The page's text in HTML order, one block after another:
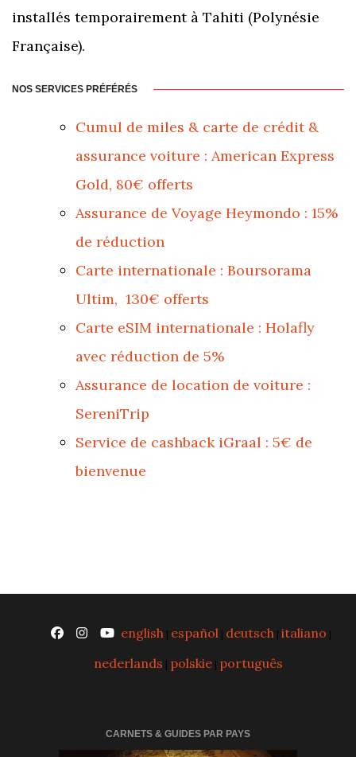
installés temporairement à Tahiti (Polynésie
Française).
NOS SERVICES PRÉFÉRÉS
Cumul de miles & carte de crédit &
assurance voiture : American Express
Gold, 80€ offerts
Assurance de Voyage Heymondo : 15%
de réduction
Carte internationale : Boursorama
Ultim, 130€ offerts
Carte eSIM internationale : Holafly
avec réduction de 5%
Assurance de location de voiture :
SereniTrip
Service de cashback iGraal : 5€ de
bienvenue
english | español | deutsch |italiano |
nederlands | polskie| português
CARNETS & GUIDES PAR PAYS